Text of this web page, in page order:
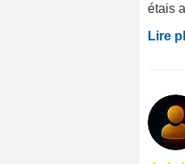
étais
Lire